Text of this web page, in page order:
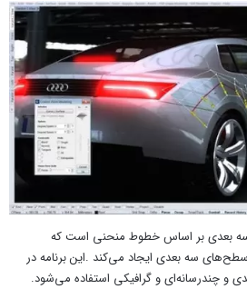
سه بعدی بر اساس خطوط منحنی است که
سه بعدی ایجاد می‌کند .این برنامه در
و چندرسانه‌ای و گرافیکی استفاده می‌شود.